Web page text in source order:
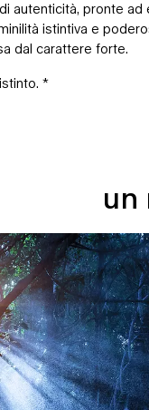
autenticità, pronte
istintiva e
dal carattere forte.
*
un